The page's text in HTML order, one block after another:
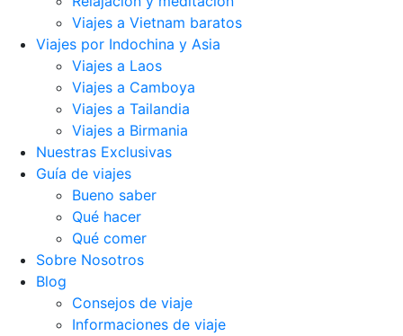
Viajes a Vietnam baratos
Viajes por Indochina y Asia
Viajes a Laos
Viajes a Camboya
Viajes a Tailandia
Viajes a Birmania
Nuestras Exclusivas
Guía de viajes
Bueno saber
Qué hacer
Qué comer
Sobre Nosotros
Blog
Consejos de viaje
Informaciones de viaje